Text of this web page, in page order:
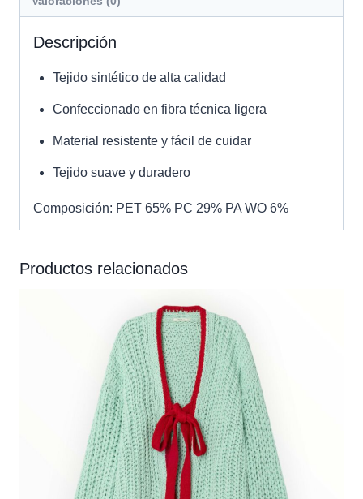
Descripción
Tejido sintético de alta calidad
Confeccionado en fibra técnica ligera
Material resistente y fácil de cuidar
Tejido suave y duradero
Composición: PET 65% PC 29% PA WO 6%
Productos relacionados